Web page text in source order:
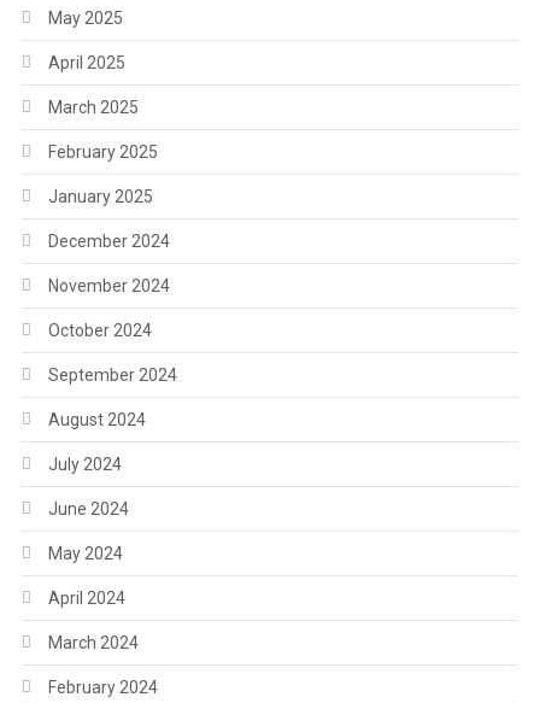
May 2025
April 2025
March 2025
February 2025
January 2025
December 2024
November 2024
October 2024
September 2024
August 2024
July 2024
June 2024
May 2024
April 2024
March 2024
February 2024